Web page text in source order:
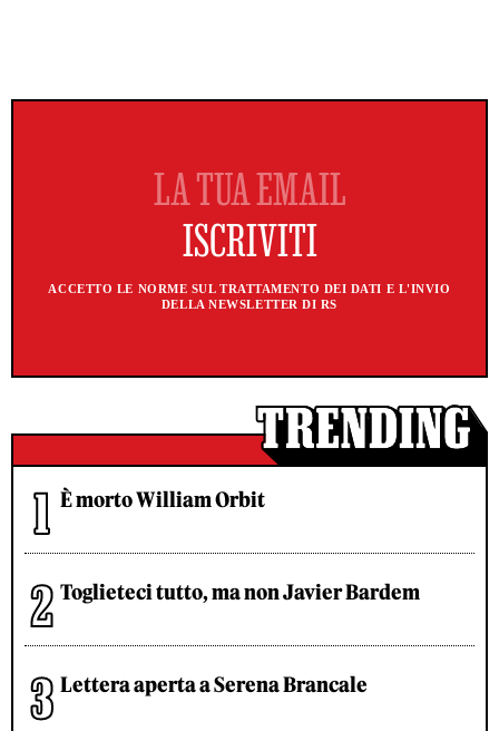
ACCETTO LE NORME SUL TRATTAMENTO DEI DATI E L'INVIO
DELLA NEWSLETTER DI RS
È morto William Orbit
Toglieteci tutto, ma non Javier Bardem
Lettera aperta a Serena Brancale